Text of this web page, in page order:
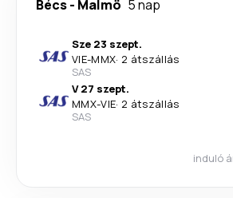
Bécs- Malmö 5 nap
Sze 23 szept.
VIE-MMX· 2 átszállás
SAS
V 27 szept.
MMX-VIE· 2 átszállás
SAS
induló